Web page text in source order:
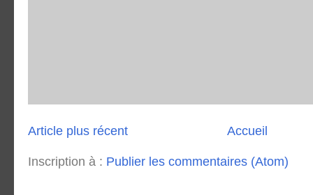
Article plus récent Accueil
Inscription à : Publier les commentaires (Atom)